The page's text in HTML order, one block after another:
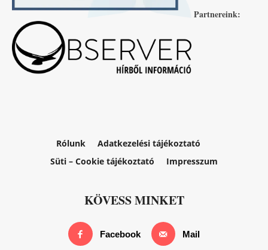
Partnereink:
Rólunk
Adatkezelési tájékoztató
Süti – Cookie tájékoztató
Impresszum
KÖVESS MINKET
Facebook Mail